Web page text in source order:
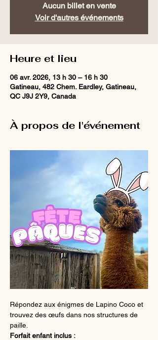
Aucun billet en vente
Voir d'autres événements
Heure et lieu
06 avr. 2026, 13 h 30 – 16 h 30
Gatineau, 482 Chem. Eardley, Gatineau,
QC J9J 2Y9, Canada
À propos de l'événement
Répondez aux énigmes de Lapino Coco et
trouvez des œufs dans nos structures de
paille.
Forfait enfant inclus :